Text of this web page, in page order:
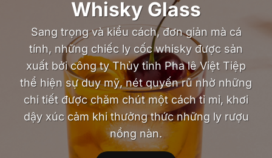
Whisky Glass
Sang trọng và kiểu cách, đơn giản mà cá
tính, những chiếc ly cốc whisky được sản
xuất bởi công ty Thủy tinh Pha lê Việt Tiệp
thể hiện sự duy mỹ, nét quyến rũ nhờ những
chi tiết được chăm chút một cách tỉ mỉ, khơi
dậy xúc cảm khi thưởng thức những ly rượu
nồng nàn.